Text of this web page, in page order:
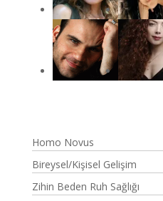
Homo Novus
Bireysel/Kişisel Gelişim
Zihin Beden Ruh Sağlığı